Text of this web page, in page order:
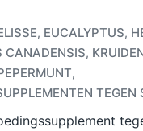
, EUCALYPTUS,
CANADENSIS,
,
TEGEN